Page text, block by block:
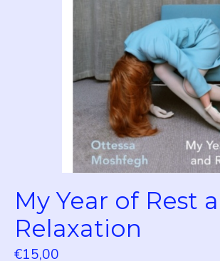
My Year of Rest
Relaxation
€15,00